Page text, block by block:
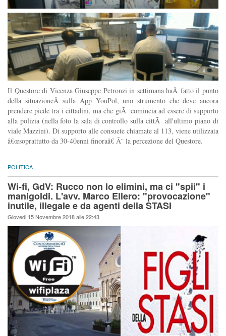
Il Questore di Vicenza Giuseppe Petronzi in settimana haÂ fatto il punto
della situazioneÂ sulla App YouPol, uno strumento che deve ancora
prendere piede tra i cittadini, ma che giÃ comincia ad essere di supporto
alla polizia (nella foto la sala di controllo sulla cittÃ all'ultimo piano di
viale Mazzini). Di supporto alle consuete chiamate al 113, viene utilizzata
â€œsoprattutto da 30-40enni finoraâ€ Ã¨ la percezione del Questore.
POLITICA
Wi-fi, GdV: Rucco non lo elimini, ma ci "spii" i
manigoldi. L'avv. Marco Ellero: "provocazione"
inutile, illegale e da agenti della STASI
Giovedi 15 Novembre 2018 alle 22:43